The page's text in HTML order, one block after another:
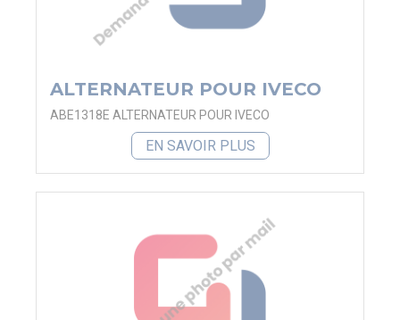
ALTERNATEUR POUR IVECO
ABE1318E ALTERNATEUR POUR IVECO
EN SAVOIR PLUS